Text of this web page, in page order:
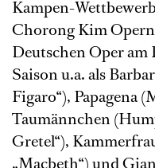
Kampen-
Chorong Kim
Deutschen Oper
Saison u.a. als
Figaro“), Papagena
Taumännchen
Gretel“),